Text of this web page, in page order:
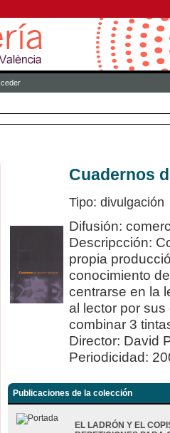
Cuadernos
Tipo: divulgación
Difusión:
Descripcción:
propia
conocimiento
centrarse en la
al lector por
combinar 3
Director: David
Periodicidad:
Publicaciones de la colección
EL LADRÓN Y EL